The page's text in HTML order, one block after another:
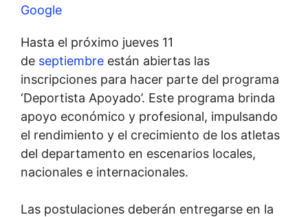
Google
Hasta el próximo jueves 11
de septiembre están abiertas las
inscripciones para hacer parte del programa
‘Deportista Apoyado’. Este programa brinda
apoyo económico y profesional, impulsando
el rendimiento y el crecimiento de los atletas
del departamento en escenarios locales,
nacionales e internacionales.
Las postulaciones deberán entregarse en la